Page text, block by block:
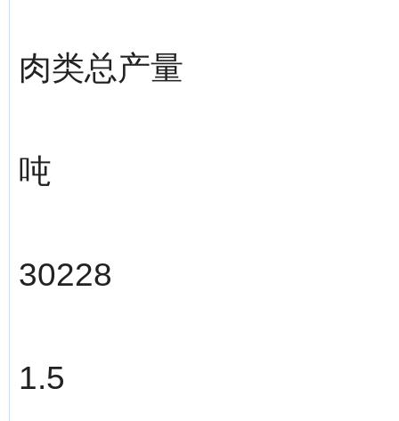
肉类总产量
吨
30228
1.5